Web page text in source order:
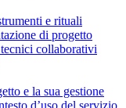
e rituali
di progetto
collaborativi
e la sua gestione
d’uso del servizio